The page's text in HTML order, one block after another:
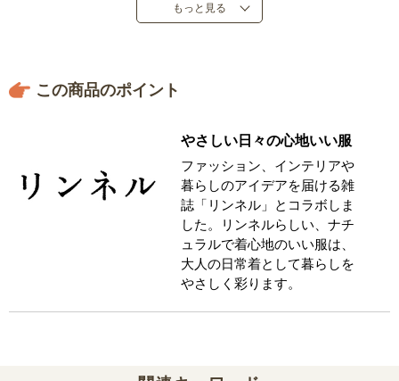
もっと見る
この商品のポイント
やさしい日々の心地いい服
ファッション、インテリアや
暮らしのアイデアを届ける雑
誌「リンネル」とコラボしま
した。リンネルらしい、ナチ
ュラルで着心地のいい服は、
大人の日常着として暮らしを
やさしく彩ります。